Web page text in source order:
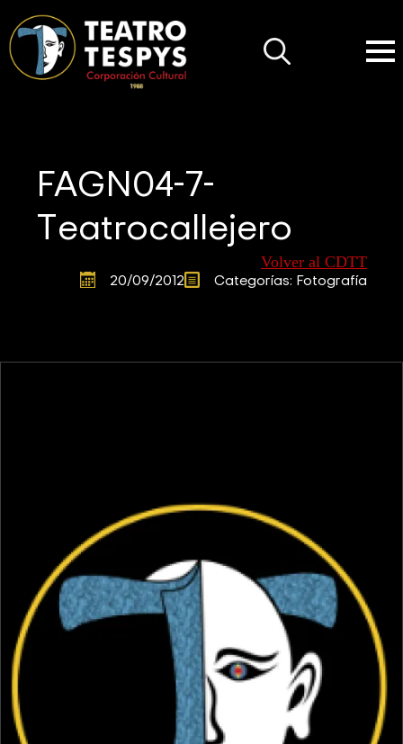
FAGN04-7-
Teatrocallejero
Volver al CDTT
20/09/2012 Categorías: Fotografía